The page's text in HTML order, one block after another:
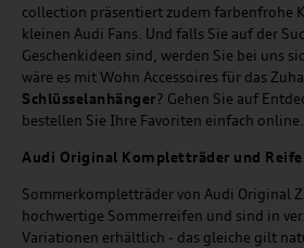
collection präsentiert zudem farbenfrohe
kleinen Audi Fans. Und falls Sie auf der
Geschenkideen sind, werden Sie bei uns
wäre es mit Wohn Accessoires für das
Schlüsselanhänger? Gehen Sie auf
bestellen Sie Ihre Favoriten einfach online.
Audi Original Kompletträder und
Sommerkompletträder von Audi Original
hochwertige Sommerreifen und sind in
Variationen erhältlich - das gleiche gilt